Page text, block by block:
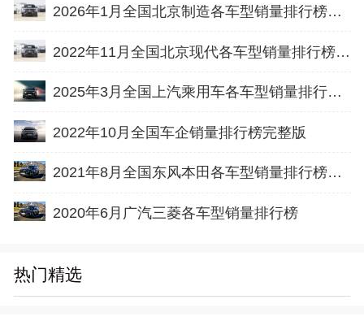
2026年1月全国北京制造各车型销量排行榜完整版
2022年11月全国北京现代各车型销量排行榜完整版
2025年3月全国上汽乘用车各车型销量排行榜完整版
2022年10月全国车企销量排行榜完整版
2021年8月全国东风本田各车型销量排行榜完整版
2020年6月广汽三菱各车型销量排行榜
热门精选